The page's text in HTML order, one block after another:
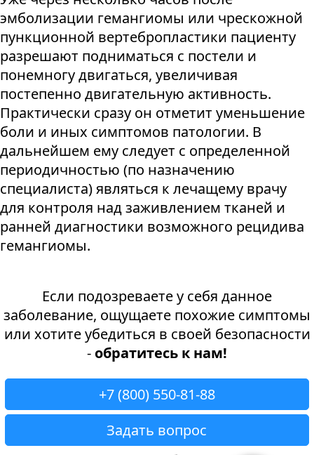
эмболизации гемангиомы или чрескожной
пункционной вертебропластики пациенту
разрешают подниматься с постели и
понемногу двигаться, увеличивая
постепенно двигательную активность.
Практически сразу он отметит уменьшение
боли и иных симптомов патологии. В
дальнейшем ему следует с определенной
периодичностью (по назначению
специалиста) являться к лечащему врачу
для контроля над заживлением тканей и
ранней диагностики возможного рецидива
гемангиомы.
Если подозреваете у себя данное
заболевание, ощущаете похожие симптомы
или хотите убедиться в своей безопасности
- обратитесь к нам!
+7 (800) 550-81-88
Задать вопрос